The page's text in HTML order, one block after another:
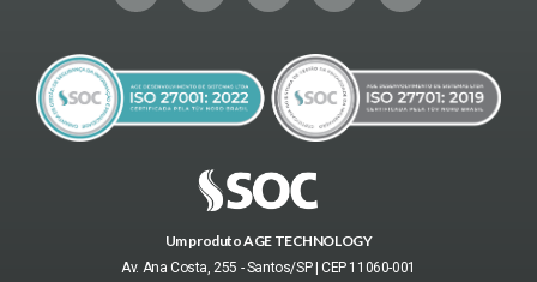
Um produto AGE TECHNOLOGY
Av. Ana Costa, 255 - Santos/SP | CEP 11060-001